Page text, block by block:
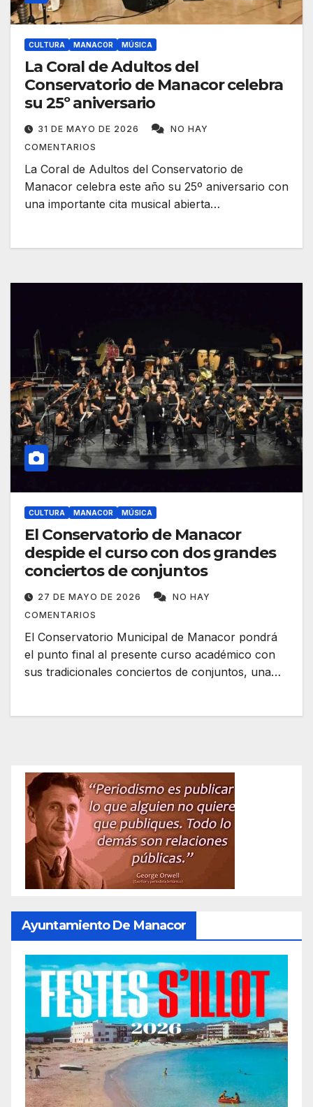
CULTURA MANACOR MÚSICA
La Coral de Adultos del
Conservatorio de Manacor celebra
su 25º aniversario
31 DE MAYO DE 2026
NO HAY
COMENTARIOS
La Coral de Adultos del Conservatorio de
Manacor celebra este año su 25º aniversario con
una importante cita musical abierta…
CULTURA MANACOR MÚSICA
El Conservatorio de Manacor
despide el curso con dos grandes
conciertos de conjuntos
27 DE MAYO DE 2026
NO HAY
COMENTARIOS
El Conservatorio Municipal de Manacor pondrá
el punto final al presente curso académico con
sus tradicionales conciertos de conjuntos, una…
Ayuntamiento De Manacor